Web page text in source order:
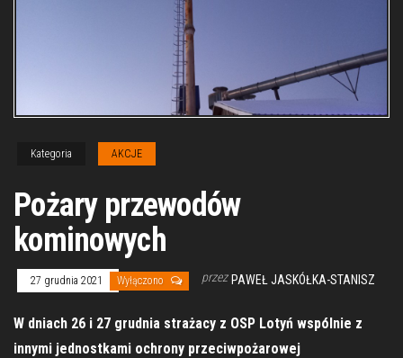
Kategoria AKCJE
Pożary przewodów
kominowych
27 grudnia 2021 Wyłączono przez PAWEŁ JASKÓŁKA-STANISZ
W dniach 26 i 27 grudnia strażacy z OSP Lotyń wspólnie z
innymi jednostkami ochrony przeciwpożarowej